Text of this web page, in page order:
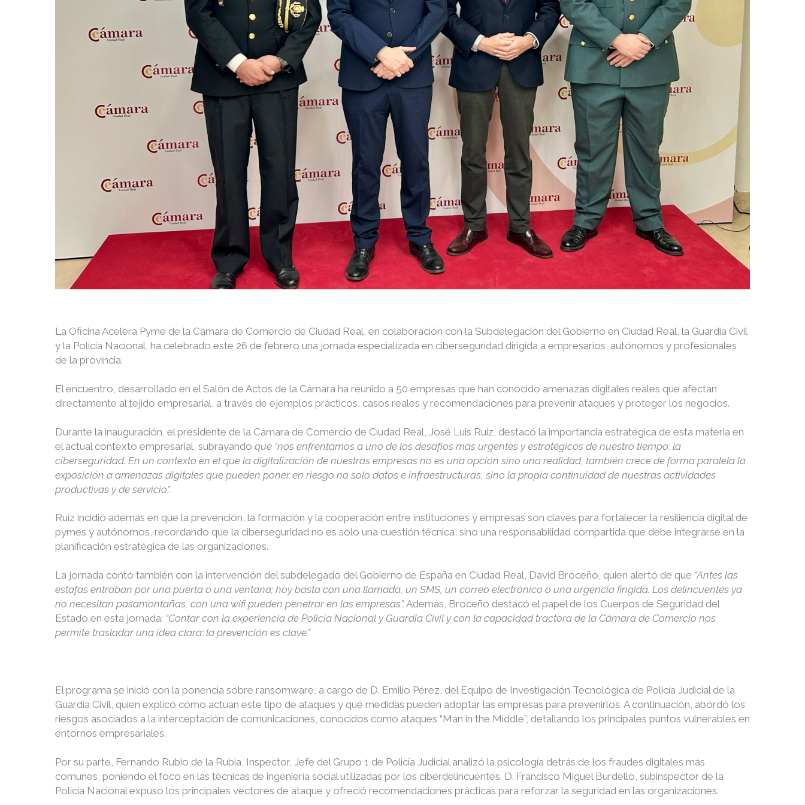
La Oficina Acelera Pyme de la Cámara de Comercio de Ciudad Real, en colaboración con la Subdelegación del Gobierno en Ciudad Real, la Guardia Civil
y la Policía Nacional, ha celebrado este 26 de febrero una jornada especializada en ciberseguridad dirigida a empresarios, autónomos y profesionales
de la provincia.
El encuentro, desarrollado en el Salón de Actos de la Cámara ha reunido a 50 empresas que han conocido amenazas digitales reales que afectan
directamente al tejido empresarial, a través de ejemplos prácticos, casos reales y recomendaciones para prevenir ataques y proteger los negocios.
Durante la inauguración, el presidente de la Cámara de Comercio de Ciudad Real, José Luis Ruiz, destacó la importancia estratégica de esta materia en
el actual contexto empresarial, subrayando que “nos enfrentamos a uno de los desafíos más urgentes y estratégicos de nuestro tiempo: la
ciberseguridad. En un contexto en el que la digitalización de nuestras empresas no es una opción sino una realidad, también crece de forma paralela la
exposición a amenazas digitales que pueden poner en riesgo no solo datos e infraestructuras, sino la propia continuidad de nuestras actividades
productivas y de servicio”.
Ruiz incidió además en que la prevención, la formación y la cooperación entre instituciones y empresas son claves para fortalecer la resiliencia digital de
pymes y autónomos, recordando que la ciberseguridad no es solo una cuestión técnica, sino una responsabilidad compartida que debe integrarse en la
planificación estratégica de las organizaciones.
La jornada contó también con la intervención del subdelegado del Gobierno de España en Ciudad Real, David Broceño, quien alertó de que “Antes las
estafas entraban por una puerta o una ventana; hoy basta con una llamada, un SMS, un correo electrónico o una urgencia fingida. Los delincuentes ya
no necesitan pasamontañas, con una wifi pueden penetrar en las empresas”.Además, Broceño destacó el papel de los Cuerpos de Seguridad del
Estado en esta jornada: “Contar con la experiencia de Policía Nacional y Guardia Civil y con la capacidad tractora de la Cámara de Comercio nos
permite trasladar una idea clara: la prevención es clave.”
El programa se inició con la ponencia sobre ransomware, a cargo de D. Emilio Pérez, del Equipo de Investigación Tecnológica de Policía Judicial de la
Guardia Civil, quien explicó cómo actúan este tipo de ataques y qué medidas pueden adoptar las empresas para prevenirlos. A continuación, abordó los
riesgos asociados a la interceptación de comunicaciones, conocidos como ataques “Man in the Middle”, detallando los principales puntos vulnerables en
entornos empresariales.
Por su parte, Fernando Rubio de la Rubia, Inspector, Jefe del Grupo 1 de Policía Judicial analizó la psicología detrás de los fraudes digitales más
comunes, poniendo el foco en las técnicas de ingeniería social utilizadas por los ciberdelincuentes. D. Francisco Miguel Burdello, subinspector de la
Policía Nacional expuso los principales vectores de ataque y ofreció recomendaciones prácticas para reforzar la seguridad en las organizaciones.